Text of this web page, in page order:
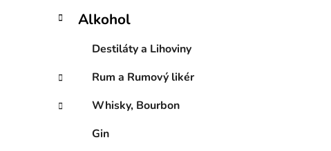
P
r
a
Přeskočit
kategorie
K
a
g
o
r
Alkohol
Destiláty a Lihoviny
Rum a Rumový likér
Whisky, Bourbon
Gin